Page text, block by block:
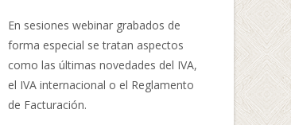
En sesiones webinar grabados de
forma especial se tratan aspectos
como las últimas novedades del IVA,
el IVA internacional o el Reglamento
de Facturación.